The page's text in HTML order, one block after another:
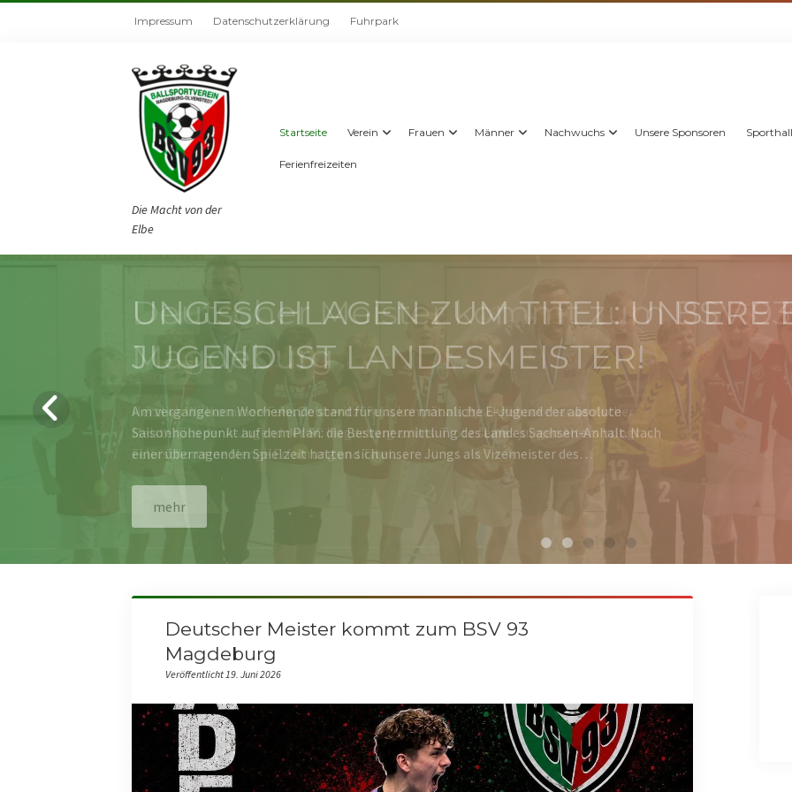
Impressum Datenschutzerklärung Fuhrpark
Die Macht von der
Elbe
Startseite Verein Frauen Männer Nachwuchs Unsere Sponsoren
Ferienfreizeiten
UNGESCHLAGEN ZUM TITEL: UNSERE
JUGEND IST LANDESMEISTER!
Am vergangenen Wochenende stand für unsere männliche E-Jugend der absolute
Saisonhöhepunkt auf dem Plan: die Bestenermittlung des Landes Sachsen-Anhalt. Nach
einer überragenden Spielzeit hatten sich unsere Jungs als Vizemeister des…
mehr
Deutscher Meister kommt zum BSV 93
Magdeburg
Veröffentlicht 19. Juni 2026